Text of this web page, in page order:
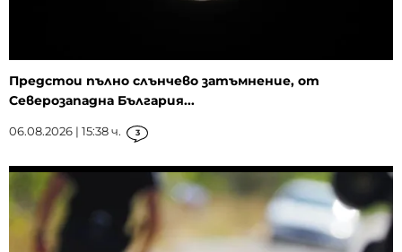
Предстои пълно слънчево затъмнение, от
Северозападна България...
06.08.2026 | 15:38 ч. 3